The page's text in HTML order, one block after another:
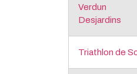
Verdun
Desjardins
Triathlon de